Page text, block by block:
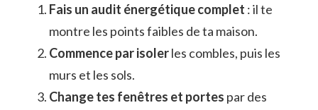
Fais un audit énergétique complet : il te
montre les points faibles de ta maison.
Commence par isolerles combles, puis les
murs et les sols.
Change tes fenêtres et portes par des